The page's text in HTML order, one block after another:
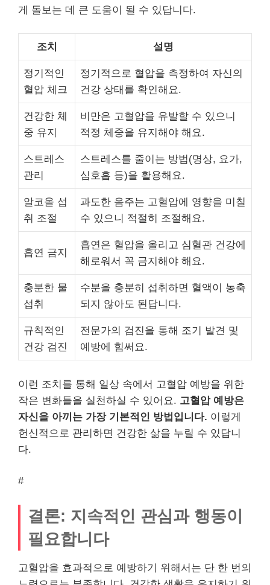
게 돌보는 데 큰 도움이 될 수 있답니다.
조치 설명
정기적인
혈압 체크
정기적으로 혈압을 측정하여 자신의
건강 상태를 확인해요.
건강한 체
중 유지
비만은 고혈압을 유발할 수 있으니
적정 체중을 유지해야 해요.
스트레스
관리
스트레스를 줄이는 방법(명상, 요가,
심호흡 등)을 활용해요.
알코올 섭
취 조절
과도한 음주는 고혈압에 영향을 미칠
수 있으니 적절히 조절해요.
흡연 금지
흡연은 혈압을 올리고 심혈관 건강에
해로워서 꼭 금지해야 해요.
충분한 물
섭취
수분을 충분히 섭취하면 혈액이 농축
되지 않아도 된답니다.
규칙적인
건강 검진
전문가의 검진을 통해 조기 발견 및
예방에 힘써요.
이런 조치를 통해 일상 속에서 고혈압 예방을 위한
작은 변화들을 실천하실 수 있어요. 고혈압 예방은
자신을 아끼는 가장 기본적인 방법입니다. 이렇게
헌신적으로 관리하면 건강한 삶을 누릴 수 있답니
다.
#
결론: 지속적인 관심과 행동이
필요합니다
고혈압을 효과적으로 예방하기 위해서는 단 한 번의